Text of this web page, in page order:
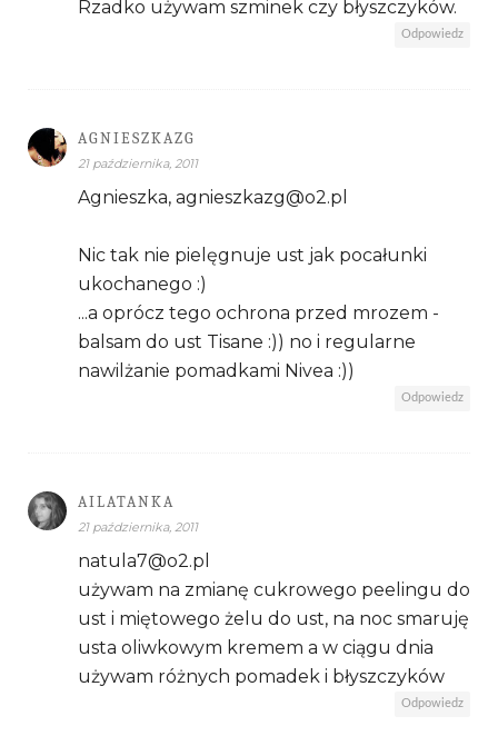
Rzadko używam szminek czy błyszczyków.
Odpowiedz
AGNIESZKAZG
21 października, 2011
Agnieszka, agnieszkazg@o2.pl
Nic tak nie pielęgnuje ust jak pocałunki
ukochanego :)
...a oprócz tego ochrona przed mrozem -
balsam do ust Tisane :)) no i regularne
nawilżanie pomadkami Nivea :))
Odpowiedz
AILATANKA
21 października, 2011
natula7@o2.pl
używam na zmianę cukrowego peelingu do
ust i miętowego żelu do ust, na noc smaruję
usta oliwkowym kremem a w ciągu dnia
używam różnych pomadek i błyszczyków
Odpowiedz